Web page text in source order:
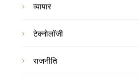
व्यापार
टेक्नोलॉजी
राजनीति